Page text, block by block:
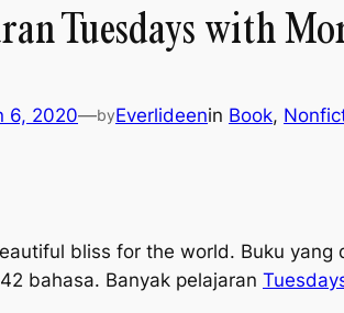
Tuesdays with
6, 2020—byEverlideenin Book,
bliss for the world. Buku yang
bahasa. Banyak pelajaran